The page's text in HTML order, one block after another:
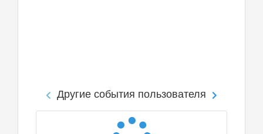
Другие события пользователя